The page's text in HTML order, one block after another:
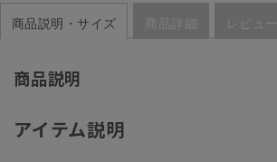
商品説明・サイズ 商品詳細 レビュー
商品説明
アイテム説明